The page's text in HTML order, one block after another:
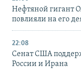
Нефтяной гигант
повлияли на его
22:08
Сенат США
России и Ирана